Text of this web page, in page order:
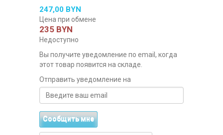
247,00 BYN
Цена при обмене
235 BYN
Недоступно
Вы получите уведомление по email, когда
этот товар появится на складе.
Отправить уведомление на
Сообщить мне